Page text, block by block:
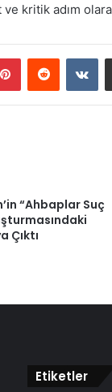
ve kritik adım
PinterestReddit
“Ahbaplar Suç
Çıktı
Etiketler